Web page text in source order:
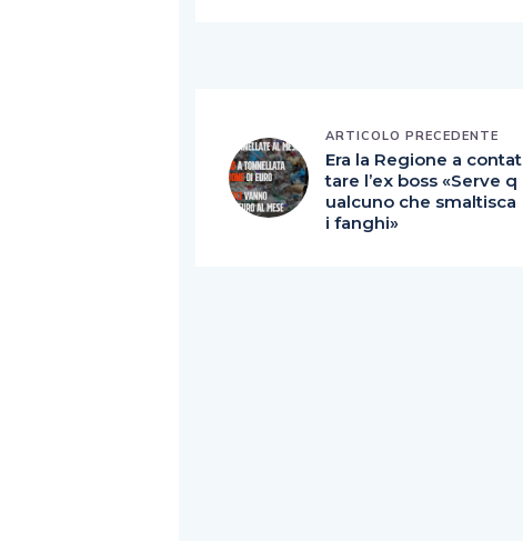
ARTICOLO PRECEDENTE
Era la Regione a contat
tare l’ex boss «Serve q
ualcuno che smaltisca
i fanghi»